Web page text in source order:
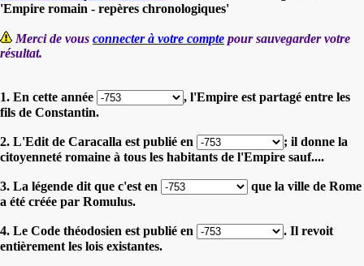
'Empire romain - repères chronologiques'
Merci de vous connecter à votre compte pour sauvegarder votre
résultat.
1. En cette année
, l'Empire est partagé entre les
fils de Constantin.
2. L'Edit de Caracalla est publié en
; il donne la
citoyenneté romaine à tous les habitants de l'Empire sauf....
3. La légende dit que c'est en
que la ville de Rome
a été créée par Romulus.
4. Le Code théodosien est publié en
. Il revoit
entièrement les lois existantes.